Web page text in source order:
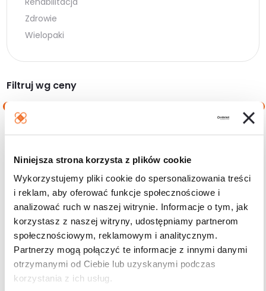
Niniejsza strona korzysta z plików cookie
Wykorzystujemy pliki cookie do spersonalizowania treści
i reklam, aby oferować funkcje społecznościowe i
analizować ruch w naszej witrynie. Informacje o tym, jak
korzystasz z naszej witryny, udostępniamy partnerom
społecznościowym, reklamowym i analitycznym.
Partnerzy mogą połączyć te informacje z innymi danymi
otrzymanymi od Ciebie lub uzyskanymi podczas
korzystania z ich usług.
Zdrowie
Wielopaki
Filtruj wg ceny
min.
maks.
Filtruj
Darmowa dostawa
od 200zł